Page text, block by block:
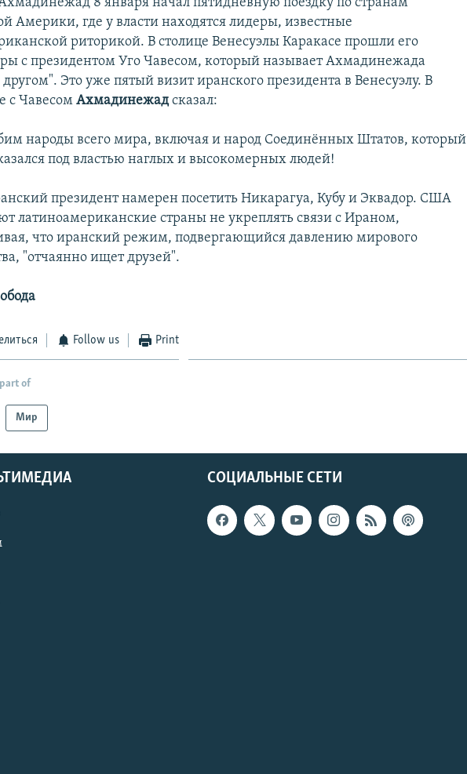
Америки, где у власти находятся лидеры, известные
риторикой. В столице Венесуэлы Каракасе прошли его
с президентом Уго Чавесом, который называет Ахмадинежада
Это уже пятый визит иранского президента в Венесуэлу. В
с ЧавесомАхмадинежадсказал:
народы всего мира, включая и народ Соединённых Штатов, который
под властью наглых и высокомерных людей!
президент намерен посетить Никарагуа, Кубу и Эквадор. США
латиноамериканские страны не укреплять связи с Ираном,
что иранский режим, подвергающийся давлению мирового
"отчаянно ищет друзей".
Follow us Print
of
Мир
СОЦИАЛЬНЫЕ СЕТИ